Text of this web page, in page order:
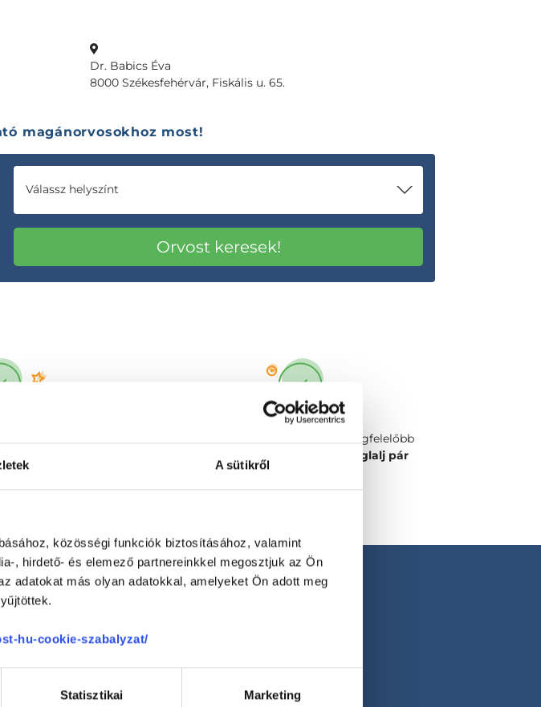
A sütikről
közösségi funkciók biztosításához, valamint
, hirdető- és elemező partnereinkkel megosztjuk az Ön
adatokat más olyan adatokkal, amelyeket Ön adott meg
hu-cookie-szabalyzat/
Statisztikai Marketing
Dr. Babics Éva
8000 Székesfehérvár, Fiskális u. 65.
magánorvosokhoz most!
Válassz helyszínt
Válaszd ki a számodra legmegfelelőbb
foglalj pár
Telefon
(H-P: 8:00-20:00)